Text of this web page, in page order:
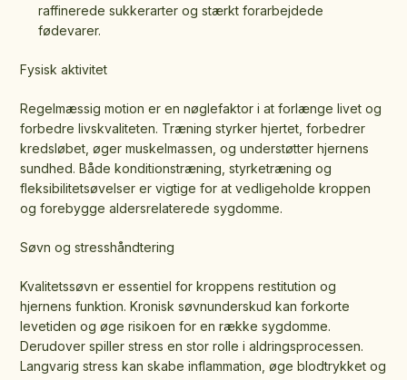
raffinerede sukkerarter og stærkt forarbejdede
fødevarer.
Fysisk aktivitet
Regelmæssig motion er en nøglefaktor i at forlænge livet og
forbedre livskvaliteten. Træning styrker hjertet, forbedrer
kredsløbet, øger muskelmassen, og understøtter hjernens
sundhed. Både konditionstræning, styrketræning og
fleksibilitetsøvelser er vigtige for at vedligeholde kroppen
og forebygge aldersrelaterede sygdomme.
Søvn og stresshåndtering
Kvalitetssøvn er essentiel for kroppens restitution og
hjernens funktion. Kronisk søvnunderskud kan forkorte
levetiden og øge risikoen for en række sygdomme.
Derudover spiller stress en stor rolle i aldringsprocessen.
Langvarig stress kan skabe inflammation, øge blodtrykket og